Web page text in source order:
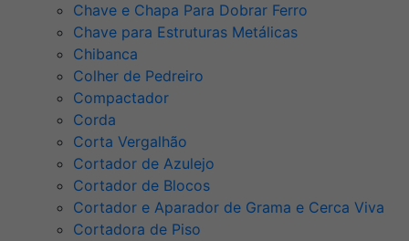
Chave e Chapa Para Dobrar Ferro
Chave para Estruturas Metálicas
Chibanca
Colher de Pedreiro
Compactador
Corda
Corta Vergalhão
Cortador de Azulejo
Cortador de Blocos
Cortador e Aparador de Grama e Cerca Viva
Cortadora de Piso